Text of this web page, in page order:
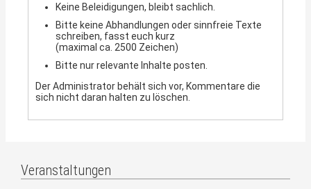
Keine Beleidigungen, bleibt sachlich.
Bitte keine Abhandlungen oder sinnfreie Texte
schreiben, fasst euch kurz
(maximal ca. 2500 Zeichen)
Bitte nur relevante Inhalte posten.
Der Administrator behält sich vor, Kommentare die
sich nicht daran halten zu löschen.
Veranstaltungen